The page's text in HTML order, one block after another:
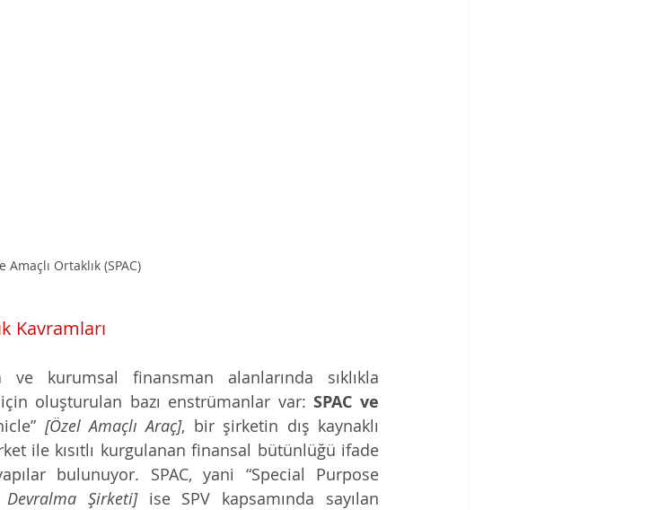
Amaçlı Ortaklık (SPAC)
Kavramları
ve kurumsal finansman alanlarında sıklıkla
oluşturulan bazı enstrümanlar var: SPAC ve
[Özel Amaçlı Araç], bir şirketin dış kaynaklı
ile kısıtlı kurgulanan finansal bütünlüğü ifade
bulunuyor. SPAC, yani “Special Purpose
Devralma Şirketi] ise SPV kapsamında sayılan